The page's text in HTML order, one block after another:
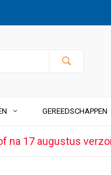
GEREEDSCHAPPEN
na 17 augustus